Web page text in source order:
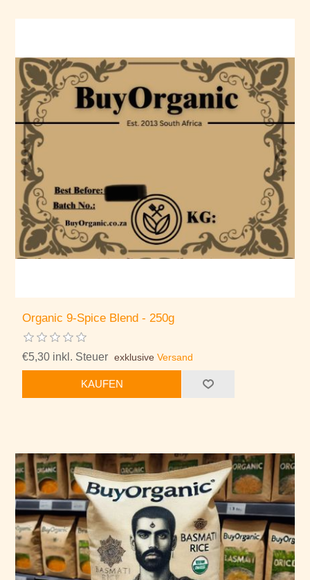
Organic 9-Spice Blend - 250g
€5,30 inkl. Steuer exklusiveVersand
KAUFEN